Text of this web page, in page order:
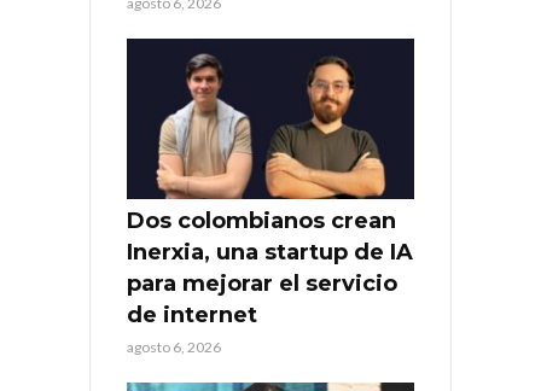
Dos colombianos crean
Inerxia, una startup de IA
para mejorar el servicio
de internet
agosto 6, 2026